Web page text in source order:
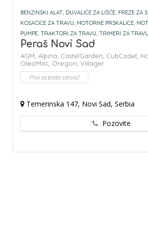
BENZINSKI ALAT, DUVALICE ZA LIŠĆE, FREZE ZA
KOSAČICE ZA TRAVU, MOTORNE PRSKALICE,
PUMPE, TRAKTORI ZA TRAVU, TRIMERI ZA
Peraš Novi Sad
AGM, Alpina, CastelGarden, CubCadet,
OleoMac, Oregon, Villager
Prvi ocenite servis!
Temerinska 147, Novi Sad, Serbia
Pozovite